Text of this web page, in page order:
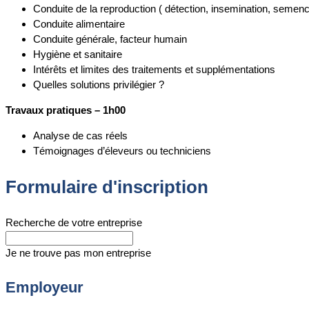
Conduite de la reproduction ( détection, insemination,
Conduite alimentaire
Conduite générale, facteur humain
Hygiène et sanitaire
Intérêts et limites des traitements et supplémentations
Quelles solutions privilégier ?
Travaux pratiques – 1h00
Analyse de cas réels
Témoignages d’éleveurs ou techniciens
Formulaire d'inscription
Recherche de votre entreprise
Je ne trouve pas mon entreprise
Employeur